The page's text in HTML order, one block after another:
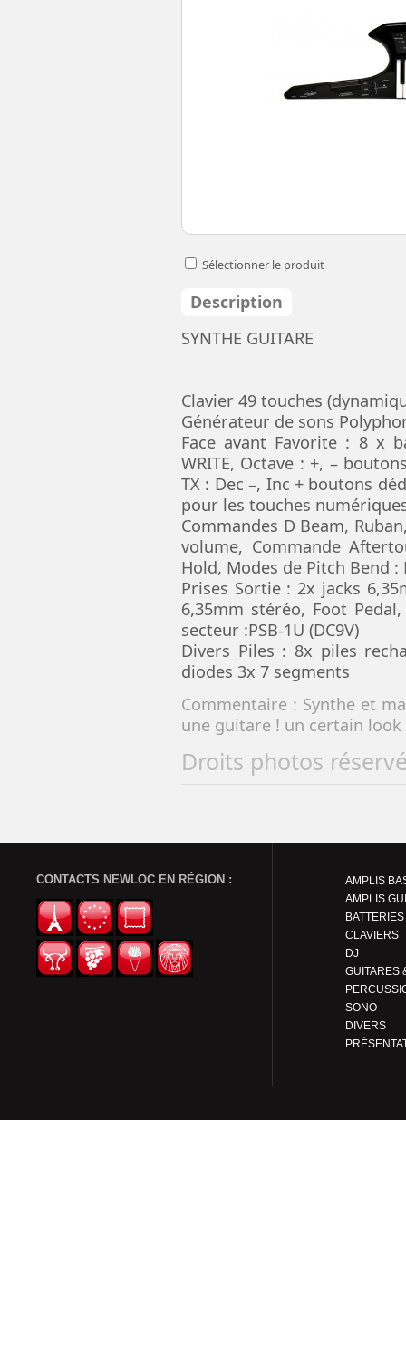
Sélectionner le produit
Description
SYNTHE GUITARE
Clavier 49 touches
Générateur de sons
Face avant Favorite : 8 x
WRITE, Octave : +, –
TX : Dec –, Inc + boutons
pour les touches
Commandes D Beam,
volume, Commande
Hold, Modes de Pitch Bend
Prises Sortie : 2x jacks
6,35mm stéréo, Foot
secteur :PSB‑1U (DC9V)
Divers Piles : 8x piles
diodes 3x 7 segments
Commentaire : Synthe et
une guitare ! un certain look
Droits photos
CONTACTS NEWLOC EN RÉGION :
AMPLIS
AMPLIS
BATTERIES
CLAVIERS
DJ
SONO
DIVERS